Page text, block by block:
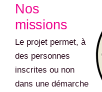
Nos
missions
Le projet permet, à
des personnes
inscrites ou non
dans une démarche